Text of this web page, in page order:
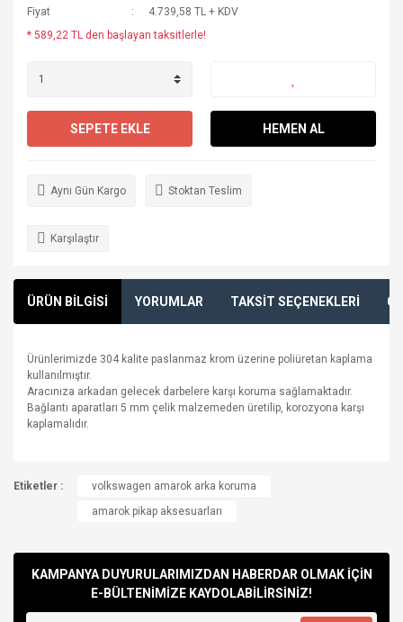
Fiyat
4.739,58 TL + KDV
* 589,22 TL den başlayan taksitlerle!
SEPETE EKLE HEMEN AL
Aynı Gün Kargo Stoktan Teslim
Karşılaştır
ÜRÜN BİLGİSİ YORUMLAR TAKSİT SEÇENEKLERİ
Ürünlerimizde 304 kalite paslanmaz krom üzerine poliüretan kaplama
kullanılmıştır.
Aracınıza arkadan gelecek darbelere karşı koruma sağlamaktadır.
Bağlantı aparatları 5 mm çelik malzemeden üretilip, korozyona karşı
kaplamalıdır.
Bu ürüne ilk yorumu siz yapın!
Yorum Yaz
konularda yetersiz gördüğünüz noktaları öneri formunu
kullanarak tarafımıza iletebilirsiniz.
Görüş ve önerileriniz için teşekkür ederiz.
Ürün resmi kalitesiz, bozuk veya görüntülenemiyor.
Ürün açıklamasında eksik bilgiler bulunuyor.
Etiketler :
volkswagen amarok arka koruma
amarok pikap aksesuarları
KAMPANYA DUYURULARIMIZDAN HABERDAR OLMAK İÇİN
E-BÜLTENİMİZE KAYDOLABİLİRSİNİZ!